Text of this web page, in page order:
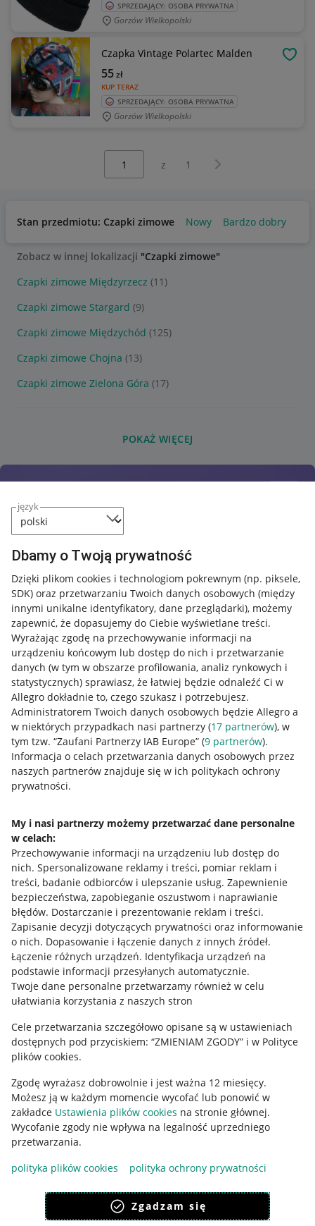
język
Dbamy o Twoją prywatność
Dzięki plikom cookies i technologiom pokrewnym (np. piksele,
SDK) oraz przetwarzaniu Twoich danych osobowych (między
innymi unikalne identyfikatory, dane przeglądarki), możemy
zapewnić, że dopasujemy do Ciebie wyświetlane treści.
Wyrażając zgodę na przechowywanie informacji na
urządzeniu końcowym lub dostęp do nich i przetwarzanie
danych (w tym w obszarze profilowania, analiz rynkowych i
statystycznych) sprawiasz, że łatwiej będzie odnaleźć Ci w
Allegro dokładnie to, czego szukasz i potrzebujesz.
Administratorem Twoich danych osobowych będzie Allegro a
w niektórych przypadkach nasi partnerzy (17 partnerów), w
tym tzw. “Zaufani Partnerzy IAB Europe” (9 partnerów).
Informacja o celach przetwarzania danych osobowych przez
naszych partnerów znajduje się w ich politykach ochrony
prywatności.
My i nasi partnerzy możemy przetwarzać dane personalne
w celach:
Przechowywanie informacji na urządzeniu lub dostęp do
nich. Spersonalizowane reklamy i treści, pomiar reklam i
treści, badanie odbiorców i ulepszanie usług. Zapewnienie
bezpieczeństwa, zapobieganie oszustwom i naprawianie
błędów. Dostarczanie i prezentowanie reklam i treści.
Zapisanie decyzji dotyczących prywatności oraz informowanie
o nich. Dopasowanie i łączenie danych z innych źródeł.
Łączenie różnych urządzeń. Identyfikacja urządzeń na
podstawie informacji przesyłanych automatycznie.
Twoje dane personalne przetwarzamy również w celu
ułatwiania korzystania z naszych stron
Cele przetwarzania szczegółowo opisane są w ustawieniach
dostępnych pod przyciskiem: “ZMIENIAM ZGODY” i w Polityce
plików cookies.
Zgodę wyrażasz dobrowolnie i jest ważna 12 miesięcy.
Możesz ją w każdym momencie wycofać lub ponowić w
zakładce Ustawienia plików cookies na stronie głównej.
Wycofanie zgody nie wpływa na legalność uprzedniego
przetwarzania.
polityka plików cookies
polityka ochrony prywatności
Zgadzam się
SPRZEDAJĄCY: OSOBA PRYWATNA
Gorzów Wielkopolski
Czapka Vintage Polartec Malden
KUP TERAZ
55zł
SPRZEDAJĄCY: OSOBA PRYWATNA
Gorzów Wielkopolski
z 1 Następna strona
Stan przedmiotu: Czapki zimowe Nowy Bardzo dobry
Zobacz w innej lokalizacji "Czapki zimowe"
Czapki zimowe Międzyrzecz (11)
Czapki zimowe Stargard (9)
Czapki zimowe Międzychód (125)
Czapki zimowe Chojna (13)
Czapki zimowe Zielona Góra (17)
POKAŻ WIĘCEJ
Przydatne informacje
Jak to działa
Allegro Gadane dla sprzedających
Allegro Gadane dla kupujących
Mapa miejscowości
Informacje prawne
Regulamin
Polityka plików "cookies"
Ustawienia plików "cookies"
Udostępnianie lokalizacji
Informacje dla Aktu o Usługach Cyfrowych
Pobierz aplikację